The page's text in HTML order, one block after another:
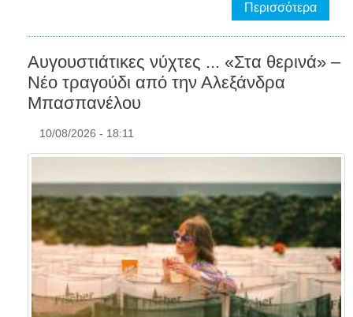
Περισσότερα
Αυγουστιάτικες νύχτες ... «Στα θερινά» –
Νέο τραγούδι από την Αλεξάνδρα
Μπασπανέλου
10/08/2026 - 18:11